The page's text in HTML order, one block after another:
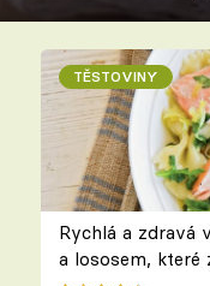
TĚSTOVINY
Rychlá a zdravá
a lososem, které